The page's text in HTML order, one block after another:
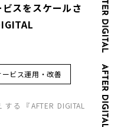
スをスケールさ
ービス運用・改善
る『AFTER DIGITAL